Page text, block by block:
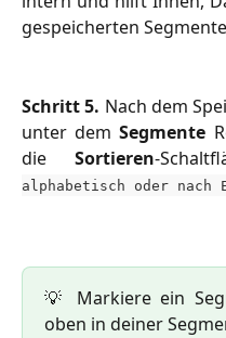
gespeicherten
Schritt 5. Nach dem
unter demSegmente
dieSortieren-
alphabetisch oder nach
💡 Markiere ein
oben in deiner